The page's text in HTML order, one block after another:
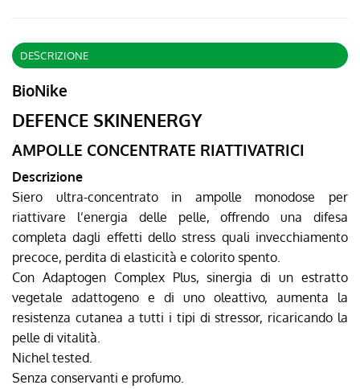
DESCRIZIONE
BioNike
DEFENCE SKINENERGY
AMPOLLE CONCENTRATE RIATTIVATRICI
Descrizione
Siero ultra-concentrato in ampolle monodose per
riattivare l’energia delle pelle, offrendo una difesa
completa dagli effetti dello stress quali invecchiamento
precoce, perdita di elasticità e colorito spento.
Con Adaptogen Complex Plus, sinergia di un estratto
vegetale adattogeno e di uno oleattivo, aumenta la
resistenza cutanea a tutti i tipi di stressor, ricaricando la
pelle di vitalità.
Nichel tested.
Senza conservanti e profumo.